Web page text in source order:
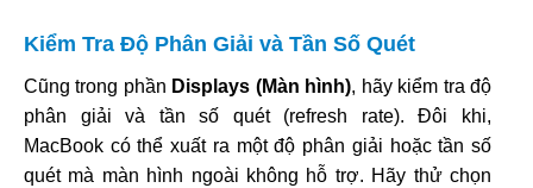
Kiểm Tra Độ Phân Giải và Tần Số Quét
Cũng trong phần Displays (Màn hình), hãy kiểm tra độ
phân giải và tần số quét (refresh rate). Đôi khi,
MacBook có thể xuất ra một độ phân giải hoặc tần số
quét mà màn hình ngoài không hỗ trợ. Hãy thử chọn